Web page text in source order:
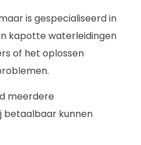
is gespecialiseerd in
kapotte waterleidingen
of het oplossen
meerdere
betaalbaar kunnen